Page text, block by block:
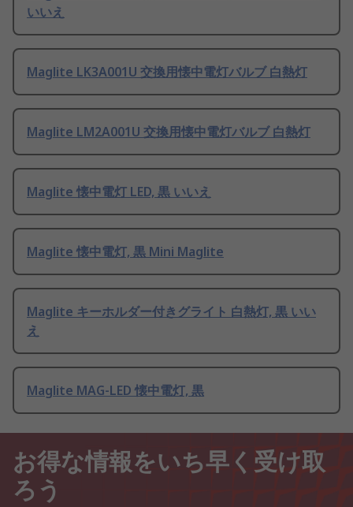
いいえ
Maglite LK3A001U 交換用懐中電灯バルブ 白熱灯
Maglite LM2A001U 交換用懐中電灯バルブ 白熱灯
Maglite 懐中電灯 LED, 黒 いいえ
Maglite 懐中電灯, 黒 Mini Maglite
Maglite キーホルダー付きグライト 白熱灯, 黒 いい
え
Maglite MAG-LED 懐中電灯, 黒
お得な情報をいち早く受け取
ろう